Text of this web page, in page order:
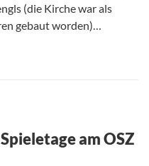
(die Kirche war als
gebaut worden)…
am OSZ